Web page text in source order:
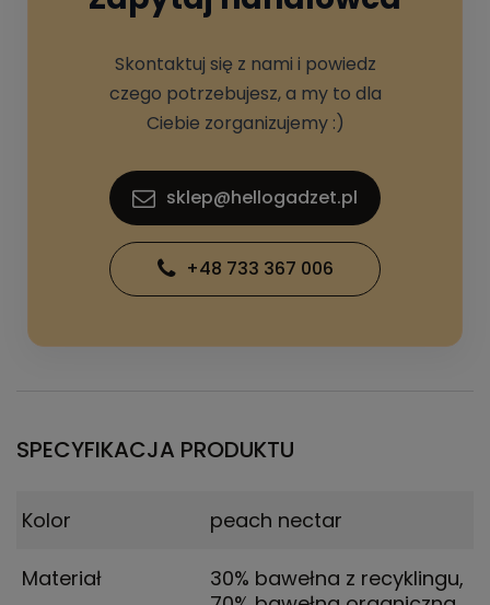
Skontaktuj się z nami i powiedz
czego potrzebujesz, a my to dla
Ciebie zorganizujemy :)
sklep@hellogadzet.pl
+48 733 367 006
SPECYFIKACJA PRODUKTU
Kolor peach nectar
Materiał
30% bawełna z recyklingu,